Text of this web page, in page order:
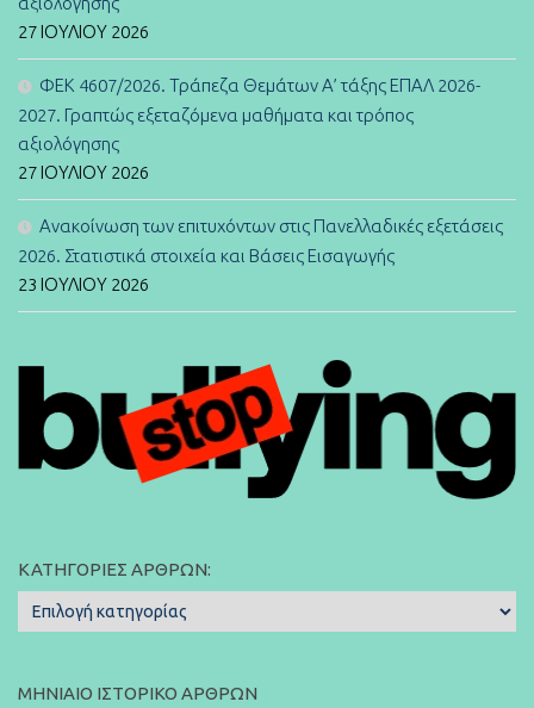
27 ΙΟΥΛΊΟΥ 2026
ΦΕΚ 4607/2026. Τράπεζα Θεμάτων Α’ τάξης ΕΠΑΛ 2026-
2027. Γραπτώς εξεταζόμενα μαθήματα και τρόπος
αξιολόγησης
27 ΙΟΥΛΊΟΥ 2026
Ανακοίνωση των επιτυχόντων στις Πανελλαδικές εξετάσεις
2026. Στατιστικά στοιχεία και Βάσεις Εισαγωγής
23 ΙΟΥΛΊΟΥ 2026
ΚΑΤΗΓΟΡΊΕΣ ΆΡΘΡΩΝ:
Κατηγορίες
Άρθρων:
ΜΗΝΙΑΊΟ ΙΣΤΟΡΙΚΌ ΆΡΘΡΩΝ